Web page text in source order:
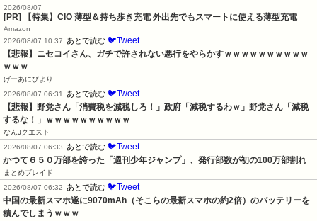
2026/08/07
[PR] 【特集】CIO 薄型＆持ち歩き充電 外出先でもスマートに使える薄型充電
Amazon
2026/08/07 10:37
あとで読む 🐦Tweet
【悲報】ニセコイさん、ガチで許されない悪行をやらかすｗｗｗｗｗｗｗｗｗｗ
ｗｗｗ
げーあにびより
2026/08/07 06:31
あとで読む 🐦Tweet
【悲報】野党さん「消費税を減税しろ！」政府「減税するわｗ」野党さん「減税
するな！」ｗｗｗｗｗｗｗｗｗｗ
なんJクエスト
2026/08/07 06:33
あとで読む 🐦Tweet
かつて６５０万部を誇った「週刊少年ジャンプ」、発行部数が初の100万部割れ
まとめブレイド
2026/08/07 06:32
あとで読む 🐦Tweet
中国の最新スマホ遂に9070mAh（そこらの最新スマホの約2倍）のバッテリーを
積んでしまうｗｗｗ